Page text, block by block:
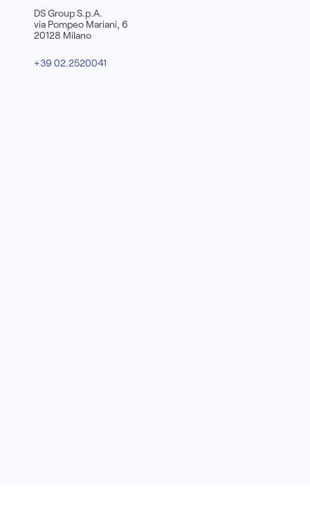
DS Group S.p.A.
via Pompeo Mariani, 6
20128 Milano
+39 02.2520041